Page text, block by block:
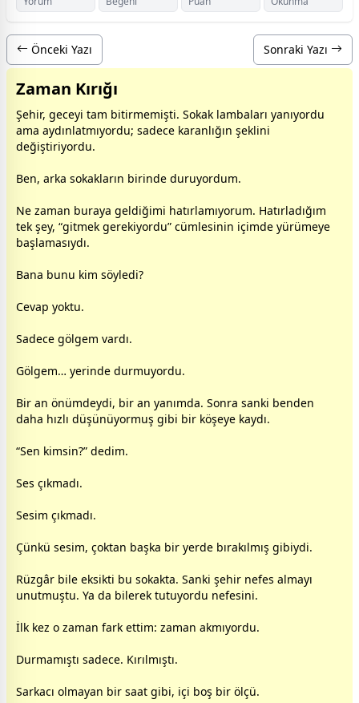
Önceki Yazı Sonraki Yazı
Zaman Kırığı
Şehir, geceyi tam bitirmemişti. Sokak lambaları yanıyordu
ama aydınlatmıyordu; sadece karanlığın şeklini
değiştiriyordu.
Ben, arka sokakların birinde duruyordum.
Ne zaman buraya geldiğimi hatırlamıyorum. Hatırladığım
tek şey, “gitmek gerekiyordu” cümlesinin içimde yürümeye
başlamasıydı.
Bana bunu kim söyledi?
Cevap yoktu.
Sadece gölgem vardı.
Gölgem… yerinde durmuyordu.
Bir an önümdeydi, bir an yanımda. Sonra sanki benden
daha hızlı düşünüyormuş gibi bir köşeye kaydı.
“Sen kimsin?” dedim.
Ses çıkmadı.
Sesim çıkmadı.
Çünkü sesim, çoktan başka bir yerde bırakılmış gibiydi.
Rüzgâr bile eksikti bu sokakta. Sanki şehir nefes almayı
unutmuştu. Ya da bilerek tutuyordu nefesini.
İlk kez o zaman fark ettim: zaman akmıyordu.
Durmamıştı sadece. Kırılmıştı.
Sarkacı olmayan bir saat gibi, içi boş bir ölçü.